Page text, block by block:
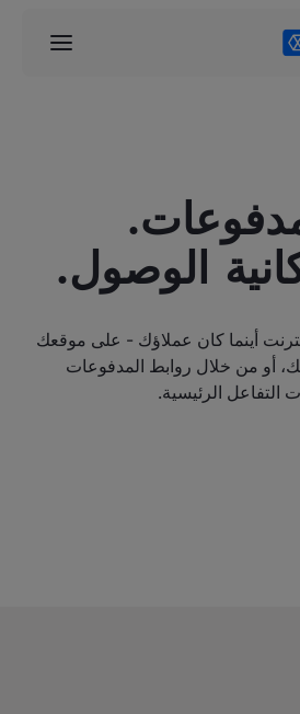
الوصول.
أينما كان عملاؤك - على موقعك
أو من خلال روابط المدفوعات
التفاعل الرئيسية.